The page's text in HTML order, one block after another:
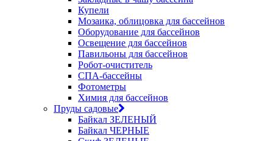
Купели
Мозаика, облицовка для бассейнов
Оборудование для бассейнов
Освещение для бассейнов
Павильоны для бассейнов
Робот-очиститель
СПА-бассейны
Фотометры
Химия для бассейнов
Пруды садовые
Байкал ЗЕЛЕНЫЙ
Байкал ЧЕРНЫЕ